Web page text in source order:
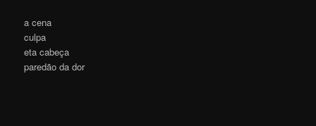
a cena
culpa
eta cabeça
paredão da dor